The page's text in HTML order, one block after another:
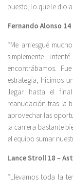
puesto, lo que le dio
Fernando Alonso
“Me arriesgué
simplemente
encontrábamos.
estrategia, hicimos
llegar hasta el
reanudación tras la
aprovechar las
la carrera bastante
el equipo sumar
Lance Stroll 18 –
“Llevamos toda la